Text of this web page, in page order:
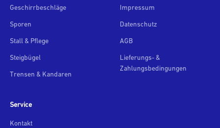
Geschirrbeschläge
Sporen
Stall & Pflege
Steigbügel
Trensen & Kandaren
Impressum
Datenschutz
AGB
Lieferungs- &
Zahlungsbedingungen
Service
Kontakt